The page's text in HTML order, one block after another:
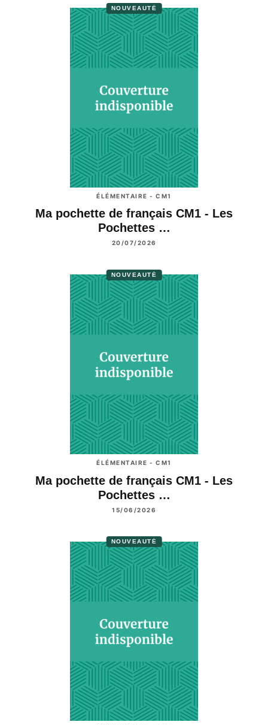
NOUVEAUTÉ
ÉLÉMENTAIRE - CM1
Ma pochette de français CM1 - Les
Pochettes …
20/07/2026
NOUVEAUTÉ
ÉLÉMENTAIRE - CM1
Ma pochette de français CM1 - Les
Pochettes …
15/06/2026
NOUVEAUTÉ